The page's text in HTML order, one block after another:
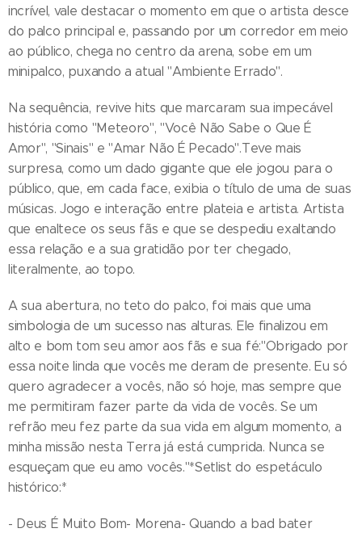
incrível, vale destacar o momento em que o artista desce
do palco principal e, passando por um corredor em meio
ao público, chega no centro da arena, sobe em um
minipalco, puxando a atual "Ambiente Errado".
Na sequência, revive hits que marcaram sua impecável
história como "Meteoro", "Você Não Sabe o Que É
Amor", "Sinais" e "Amar Não É Pecado".Teve mais
surpresa, como um dado gigante que ele jogou para o
público, que, em cada face, exibia o título de uma de suas
músicas. Jogo e interação entre plateia e artista. Artista
que enaltece os seus fãs e que se despediu exaltando
essa relação e a sua gratidão por ter chegado,
literalmente, ao topo.
A sua abertura, no teto do palco, foi mais que uma
simbologia de um sucesso nas alturas. Ele finalizou em
alto e bom tom seu amor aos fãs e sua fé:"Obrigado por
essa noite linda que vocês me deram de presente. Eu só
quero agradecer a vocês, não só hoje, mas sempre que
me permitiram fazer parte da vida de vocês. Se um
refrão meu fez parte da sua vida em algum momento, a
minha missão nesta Terra já está cumprida. Nunca se
esqueçam que eu amo vocês."*Setlist do espetáculo
histórico:*
- Deus É Muito Bom- Morena- Quando a bad bater